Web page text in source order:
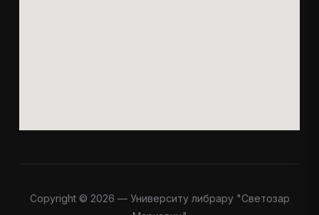
Copyright © 2026 — Университy либрарy "Светозар